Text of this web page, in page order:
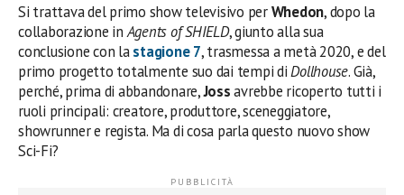
Si trattava del primo show televisivo perWhedon, dopo la
collaborazione inAgents of SHIELD, giunto alla sua
conclusione con lastagione 7, trasmessa a metà 2020, e del
primo progetto totalmente suo dai tempi diDollhouse. Già,
perché, prima di abbandonare,Jossavrebbe ricoperto tutti i
ruoli principali: creatore, produttore, sceneggiatore,
showrunner e regista. Ma di cosa parla questo nuovo show
Sci-Fi?